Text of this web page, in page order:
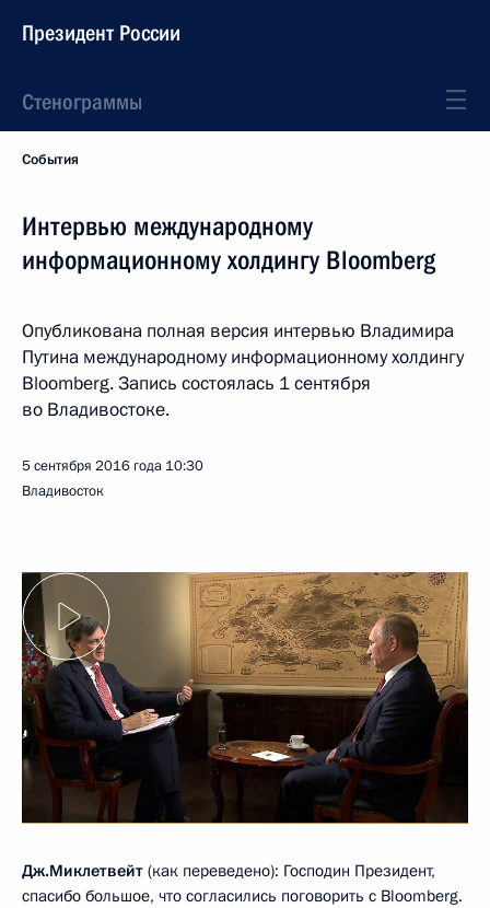
Президент России
Стенограммы
События
Интервью международному
информационному холдингу Bloomberg
Опубликована полная версия интервью Владимира
Путина международному информационному холдингу
Bloomberg. Запись состоялась 1 сентября
во Владивостоке.
5 сентября 2016 года 10:30
Владивосток
Дж.Миклетвейт (как переведено): Господин Президент,
спасибо большое, что согласились поговорить с Bloomberg.